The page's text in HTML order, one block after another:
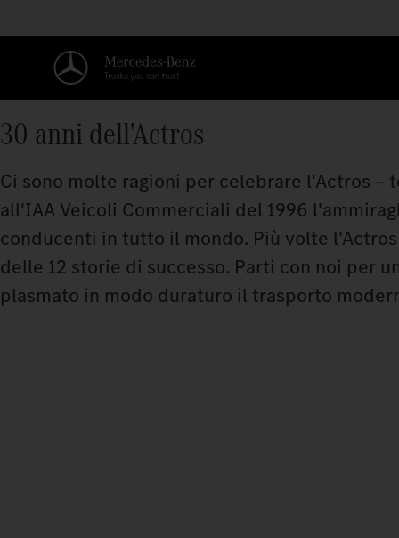
30 anni dell'Actros
Ci sono molte ragioni per celebrare l'Actros –
all'IAA Veicoli Commerciali del 1996
conducenti in tutto il mondo. Più volte
delle 12 storie di successo. Parti con noi per
plasmato in modo duraturo il trasporto